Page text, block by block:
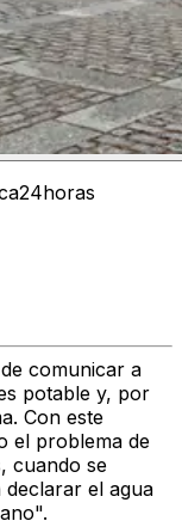
comunicar a
potable y, por
Con este
el problema de
cuando se
el agua